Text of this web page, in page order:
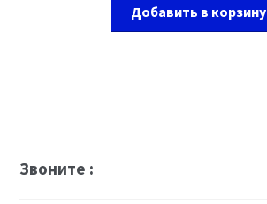
Добавить в корзину
Звоните :